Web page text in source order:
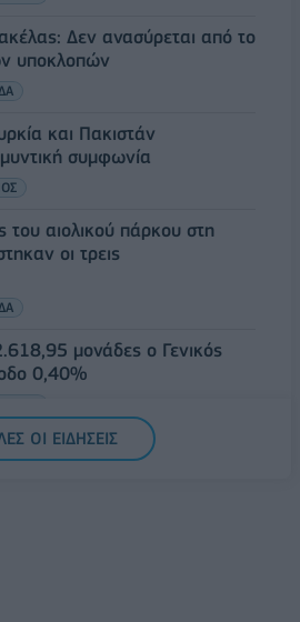
Δεν ανασύρεται από το
υποκλοπών
και Πακιστάν
συμφωνία
του αιολικού πάρκου στη
οι τρεις
μονάδες ο Γενικός
0,40%
ΟΙ ΕΙΔΗΣΕΙΣ